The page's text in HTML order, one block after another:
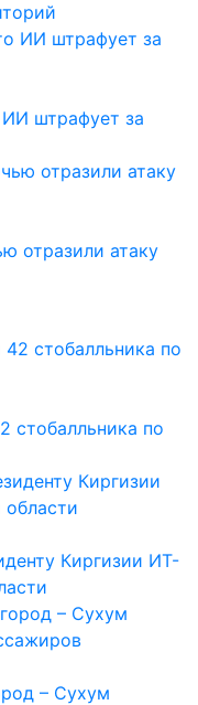
штрафует за
отразили атаку
стобалльника по
Киргизии ИТ-
– Сухум